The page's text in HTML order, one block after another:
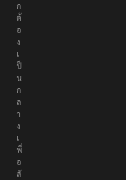
ก
ต้
อ
ง
เ
ป็
น
ก
ล
า
ง
เ
พื่
อ
สั